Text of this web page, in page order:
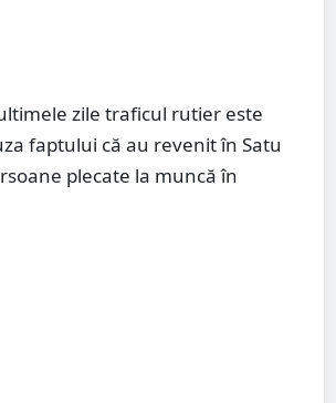
zile traficul rutier este
faptului că au revenit în Satu
plecate la muncă în